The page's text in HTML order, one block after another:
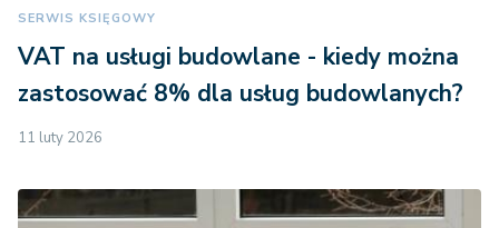
SERWIS KSIĘGOWY
VAT na usługi budowlane - kiedy można
zastosować 8% dla usług budowlanych?
11 luty 2026